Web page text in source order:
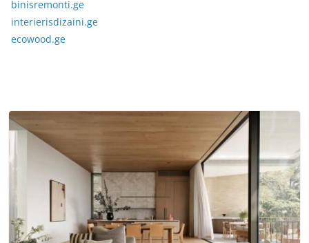
binisremonti.ge
interierisdizaini.ge
ecowood.ge